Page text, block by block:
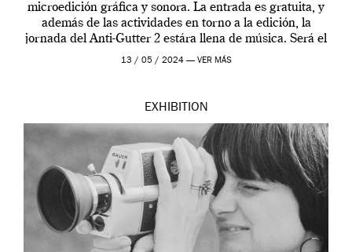
microedición gráfica y sonora. La entrada es gratuita, y
además de las actividades en torno a la edición, la
jornada del Anti-Gutter 2 estára llena de música. Será el
[…]
13 / 05 / 2024 — VER MÁS
EXHIBITION